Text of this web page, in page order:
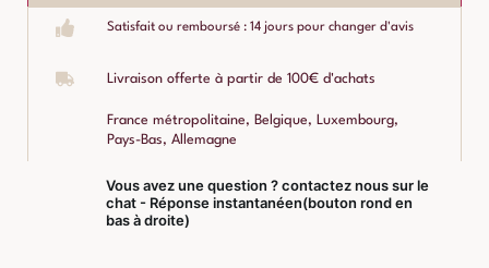
Satisfait ou remboursé : 14 jours pour changer d'avis
Livraison offerte à partir de 100€ d'achats
France métropolitaine, Belgique, Luxembourg,
Pays-Bas, Allemagne
Vous avez une question ? contactez nous sur le
chat - Réponse instantanéen(bouton rond en
bas à droite)